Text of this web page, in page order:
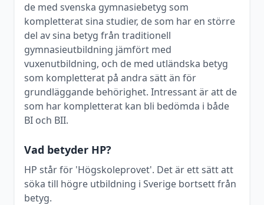
de med svenska gymnasiebetyg som
kompletterat sina studier, de som har en större
del av sina betyg från traditionell
gymnasieutbildning jämfört med
vuxenutbildning, och de med utländska betyg
som kompletterat på andra sätt än för
grundläggande behörighet. Intressant är att de
som har kompletterat kan bli bedömda i både
BI och BII.
Vad betyder HP?
HP står för 'Högskoleprovet'. Det är ett sätt att
söka till högre utbildning i Sverige bortsett från
betyg.